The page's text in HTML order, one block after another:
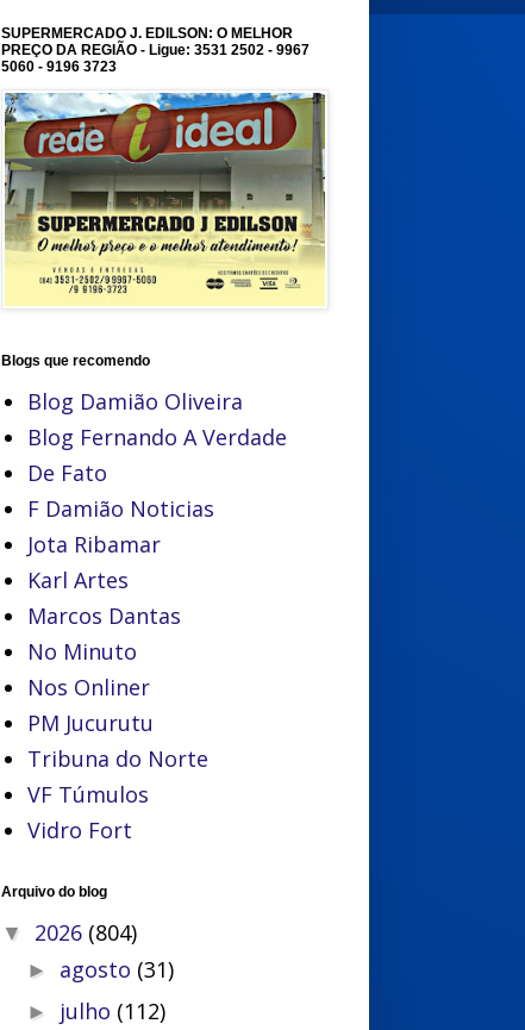
SUPERMERCADO J. EDILSON: O MELHOR
PREÇO DA REGIÃO - Ligue: 3531 2502 - 9967
5060 - 9196 3723
Blogs que recomendo
Blog Damião Oliveira
Blog Fernando A Verdade
De Fato
F Damião Noticias
Jota Ribamar
Karl Artes
Marcos Dantas
No Minuto
Nos Onliner
PM Jucurutu
Tribuna do Norte
VF Túmulos
Vidro Fort
Arquivo do blog
▼ 2026 (804)
► agosto (31)
► julho (112)